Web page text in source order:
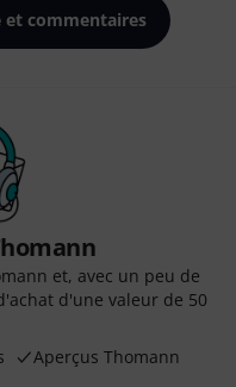
et commentaires
et, avec un peu de
d'une valeur de 50
Aperçus Thomann